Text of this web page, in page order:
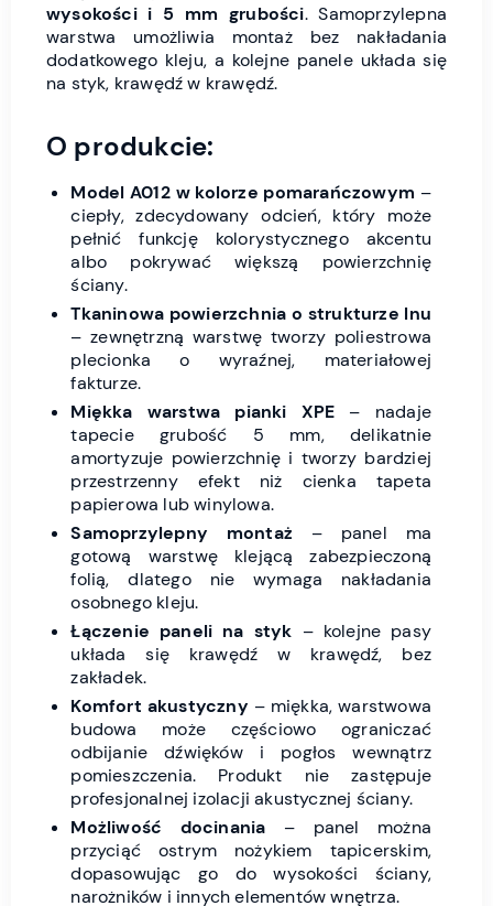
wysokości i 5 mm grubości. Samoprzylepna
warstwa umożliwia montaż bez nakładania
dodatkowego kleju, a kolejne panele układa się
na styk, krawędź w krawędź.
O produkcie:
Model A012 w kolorze pomarańczowym –
ciepły, zdecydowany odcień, który może
pełnić funkcję kolorystycznego akcentu
albo pokrywać większą powierzchnię
ściany.
Tkaninowa powierzchnia o strukturze lnu
– zewnętrzną warstwę tworzy poliestrowa
plecionka o wyraźnej, materiałowej
fakturze.
Miękka warstwa pianki XPE – nadaje
tapecie grubość 5 mm, delikatnie
amortyzuje powierzchnię i tworzy bardziej
przestrzenny efekt niż cienka tapeta
papierowa lub winylowa.
Samoprzylepny montaż – panel ma
gotową warstwę klejącą zabezpieczoną
folią, dlatego nie wymaga nakładania
osobnego kleju.
Łączenie paneli na styk – kolejne pasy
układa się krawędź w krawędź, bez
zakładek.
Komfort akustyczny – miękka, warstwowa
budowa może częściowo ograniczać
odbijanie dźwięków i pogłos wewnątrz
pomieszczenia. Produkt nie zastępuje
profesjonalnej izolacji akustycznej ściany.
Możliwość docinania – panel można
przyciąć ostrym nożykiem tapicerskim,
dopasowując go do wysokości ściany,
narożników i innych elementów wnętrza.